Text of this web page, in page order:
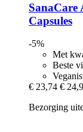
SanaCare
Capsules
-5%
Met
Beste
€ 23,74 €
Bezorging